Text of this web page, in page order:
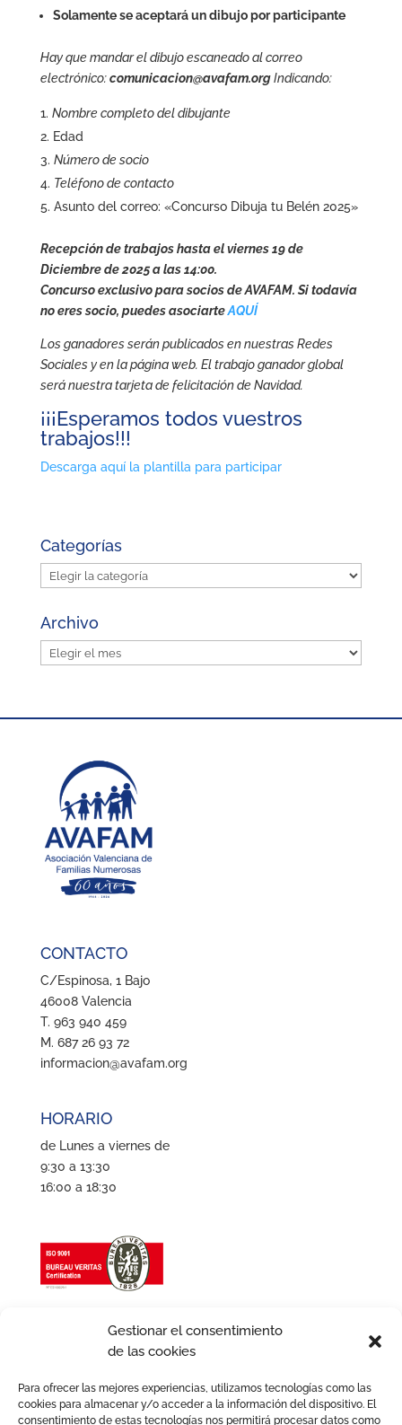
Gestionar el consentimiento
de las cookies
Para ofrecer las mejores experiencias, utilizamos tecnologías como las
cookies para almacenar y/o acceder a la información del dispositivo. El
consentimiento de estas tecnologías nos permitirá procesar datos como
Solamente se aceptará un dibujo por participante
Hay que mandar el dibujo escaneado al correo
electrónico:comunicacion@avafam.orgIndicando:
Nombre completo del dibujante
Edad
Número de socio
Teléfono de contacto
Asunto del correo: «Concurso Dibuja tu Belén 2025»
Recepción de trabajos hasta el viernes 19 de
Diciembre de 2025 a las 14:00.
Concurso exclusivo para socios de AVAFAM. Si todavía
no eres socio, puedes asociarteAQUÍ
Los ganadores serán publicados en nuestras Redes
Sociales y en la página web. El trabajo ganador global
será nuestra tarjeta de felicitación de Navidad.
¡¡¡Esperamos todos vuestros
trabajos!!!
Descarga aquí la plantilla para participar
Categorías
Categorías
Archivo
Archivo
CONTACTO
C/Espinosa, 1 Bajo
46008 Valencia
T. 963 940 459
M. 687 26 93 72
informacion@avafam.org
HORARIO
de Lunes a viernes de
9:30 a 13:30
16:00 a 18:30